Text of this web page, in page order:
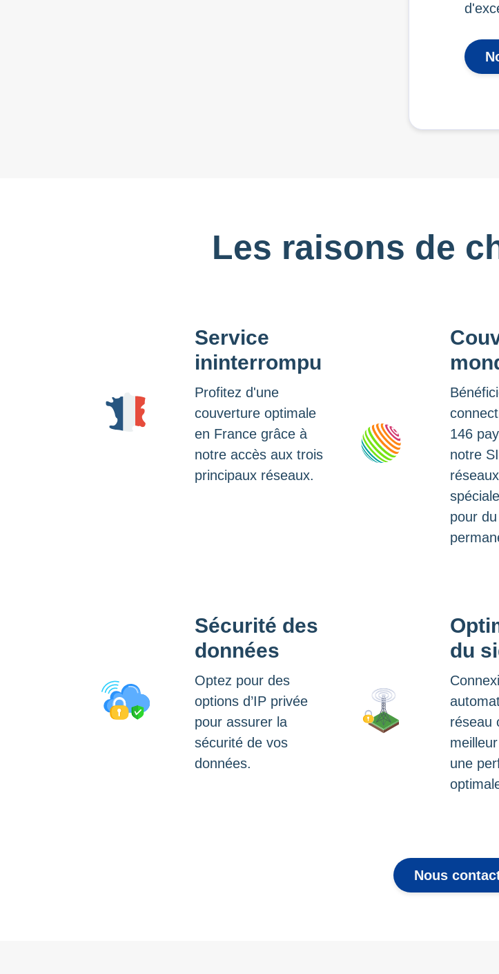
Les raisons de
Service
ininterrompu
Profitez d'une
couverture optimale
en France grâce à
notre accès aux trois
principaux réseaux.
146
notre
pour
Sécurité des
données
Optez pour des
options d’IP privée
pour assurer la
sécurité de vos
données.
du
réseau
une
Nous